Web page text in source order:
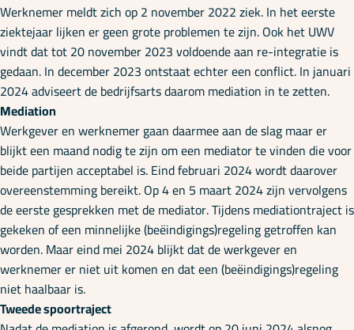
Over ons
Werknemer meldt zich op 2 november 2022 ziek. In het eerste
ziektejaar lijken er geen grote problemen te zijn. Ook het UWV
vindt dat tot 20 november 2023 voldoende aan re-integratie is
gedaan. In december 2023 ontstaat echter een conflict. In januari
2024 adviseert de bedrijfsarts daarom mediation in te zetten.
Mediation
Werkgever en werknemer gaan daarmee aan de slag maar er
blijkt een maand nodig te zijn om een mediator te vinden die voor
beide partijen acceptabel is. Eind februari 2024 wordt daarover
overeenstemming bereikt. Op 4 en 5 maart 2024 zijn vervolgens
de eerste gesprekken met de mediator. Tijdens mediationtraject is
gekeken of een minnelijke (beëindigings)regeling getroffen kan
worden. Maar eind mei 2024 blijkt dat de werkgever en
werknemer er niet uit komen en dat een (beëindigings)regeling
niet haalbaar is.
Tweede spoortraject